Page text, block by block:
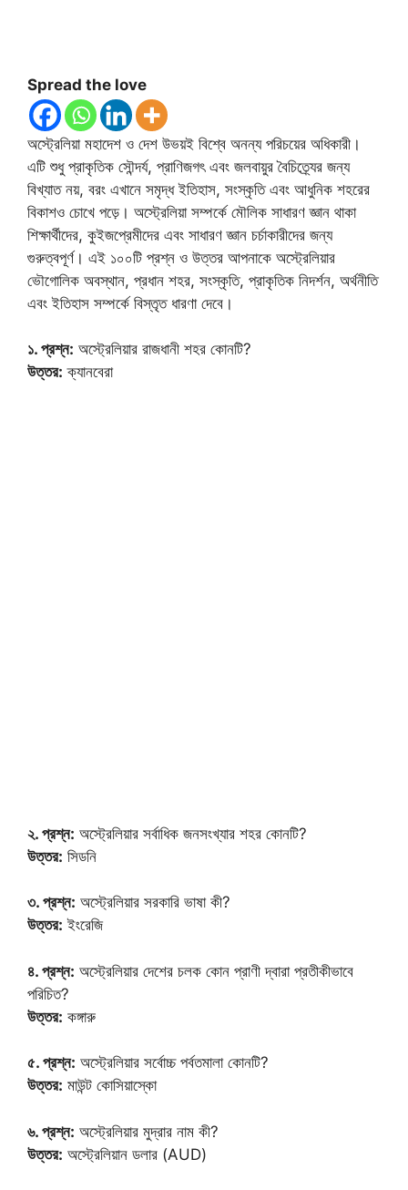
Spread the love
অস্ট্রেলিয়া মহাদেশ ও দেশ উভয়ই বিশ্বে অনন্য পরিচয়ের অধিকারী।
এটি শুধু প্রাকৃতিক সৌন্দর্য, প্রাণিজগৎ এবং জলবায়ুর বৈচিত্র্যের জন্য
বিখ্যাত নয়, বরং এখানে সমৃদ্ধ ইতিহাস, সংস্কৃতি এবং আধুনিক শহরের
বিকাশও চোখে পড়ে। অস্ট্রেলিয়া সম্পর্কে মৌলিক সাধারণ জ্ঞান থাকা
শিক্ষার্থীদের, কুইজপ্রেমীদের এবং সাধারণ জ্ঞান চর্চাকারীদের জন্য
গুরুত্বপূর্ণ। এই ১০০টি প্রশ্ন ও উত্তর আপনাকে অস্ট্রেলিয়ার
ভৌগোলিক অবস্থান, প্রধান শহর, সংস্কৃতি, প্রাকৃতিক নিদর্শন, অর্থনীতি
এবং ইতিহাস সম্পর্কে বিস্তৃত ধারণা দেবে।
১. প্রশ্ন: অস্ট্রেলিয়ার রাজধানী শহর কোনটি?
উত্তর: ক্যানবেরা
২. প্রশ্ন: অস্ট্রেলিয়ার সর্বাধিক জনসংখ্যার শহর কোনটি?
উত্তর: সিডনি
৩. প্রশ্ন: অস্ট্রেলিয়ার সরকারি ভাষা কী?
উত্তর: ইংরেজি
৪. প্রশ্ন: অস্ট্রেলিয়ার দেশের চলক কোন প্রাণী দ্বারা প্রতীকীভাবে
পরিচিত?
উত্তর: কঙ্গারু
৫. প্রশ্ন: অস্ট্রেলিয়ার সর্বোচ্চ পর্বতমালা কোনটি?
উত্তর: মাউন্ট কোসিয়াস্কো
৬. প্রশ্ন: অস্ট্রেলিয়ার মুদ্রার নাম কী?
উত্তর: অস্ট্রেলিয়ান ডলার (AUD)